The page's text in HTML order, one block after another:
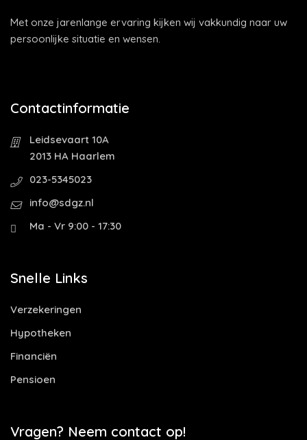
Met onze jarenlange ervaring kijken wij vakkundig naar uw
persoonlijke situatie en wensen.
Contactinformatie
Leidsevaart 10A
2013 HA Haarlem
023-5345023
info@sdgz.nl
Ma - Vr 9:00 - 17:30
Snelle Links
Verzekeringen
Hypotheken
Financiën
Pensioen
Vragen? Neem contact op!